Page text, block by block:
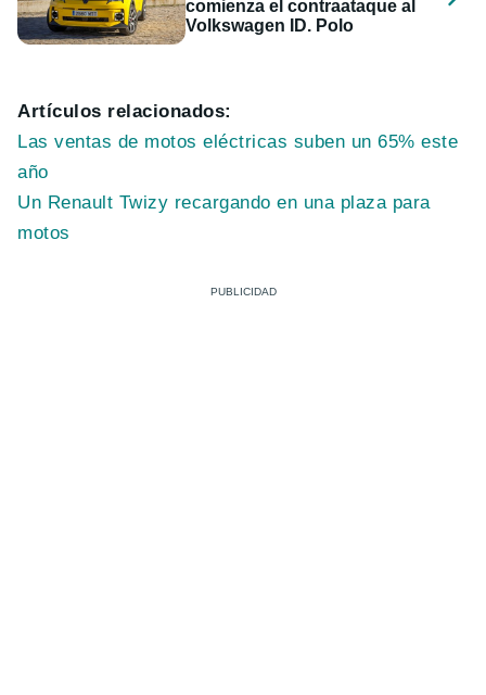
comienza el contraataque al
Volkswagen ID. Polo
Artículos relacionados:
Las ventas de motos eléctricas suben un 65% este
año
Un Renault Twizy recargando en una plaza para
motos